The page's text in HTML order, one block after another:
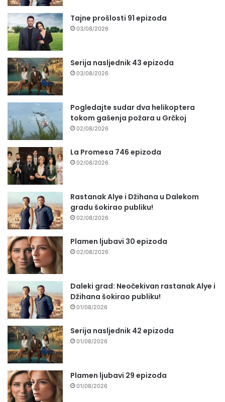
Tajne prošlosti 91 epizoda
03/08/2026
Serija nasljednik 43 epizoda
03/08/2026
Pogledajte sudar dva helikoptera
tokom gašenja požara u Grčkoj
02/08/2026
La Promesa 746 epizoda
02/08/2026
Rastanak Alye i Džihana u Dalekom
gradu šokirao publiku!
02/08/2026
Plamen ljubavi 30 epizoda
02/08/2026
Daleki grad: Neočekivan rastanak Alye i
Džihana šokirao publiku!
01/08/2026
Serija nasljednik 42 epizoda
01/08/2026
Plamen ljubavi 29 epizoda
01/08/2026